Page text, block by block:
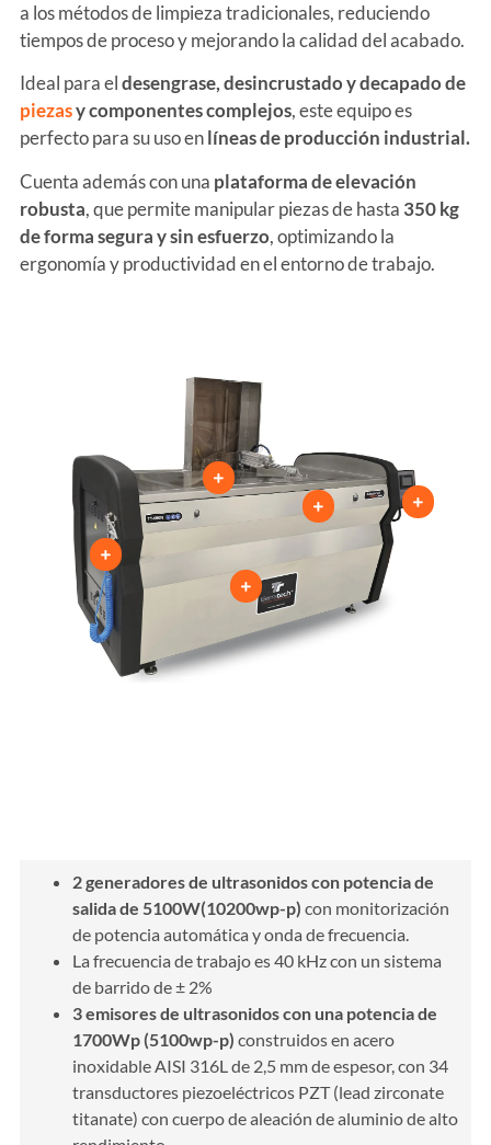
a los métodos de limpieza tradicionales, reduciendo
tiempos de proceso y mejorando la calidad del acabado.
Ideal para eldesengrase, desincrustado y decapado de
piezasy componentes complejos, este equipo es
perfecto para su uso enlíneas de producción industrial.
Cuenta además con una plataforma de elevación
robusta, que permite manipular piezas de hasta 350 kg
de forma segura y sin esfuerzo, optimizando la
ergonomía y productividad en el entorno de trabajo.
2 generadores de ultrasonidos con potencia de
salida de 5100W(10200wp-p) con monitorización
de potencia automática y onda de frecuencia.
La frecuencia de trabajo es 40 kHz con un sistema
de barrido de ± 2%
3 emisores de ultrasonidos con una potencia de
1700Wp (5100wp-p) construidos en acero
inoxidable AISI 316L de 2,5 mm de espesor, con 34
transductores piezoeléctricos PZT (lead zirconate
titanate) con cuerpo de aleación de aluminio de alto